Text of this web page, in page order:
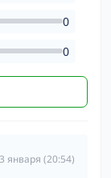
0
0
января (20:54)